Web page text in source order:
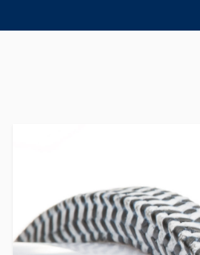
tresses
joint
Remise à